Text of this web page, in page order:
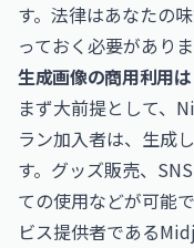
す。法律はあなたの
っておく必要がありま
生成画像の商用利用は
まず大前提として、
ラン加入者は、生成
す。グッズ販売、
ての使用などが可能
ビス提供者である